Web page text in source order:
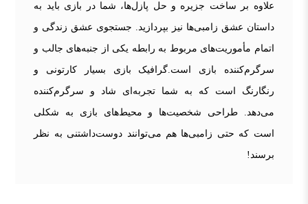
علاوه بر ساخت جزیره و حل پازل‌ها، شما در بازی باید به
داستان عشق زامبی‌ها نیز بپردازید. جستجوی عشق زندگی و
اتمام مأموریت‌های مربوط به رابطه یکی از جنبه‌های جالب و
سرگرم‌کننده بازی است.گرافیک بازی بسیار کارتونی و
رنگارنگ است که به شما تجربه‌ای شاد و سرگرم‌کننده
می‌دهد. طراحی شخصیت‌ها و محیط‌های بازی به شکلی
است که حتی زامبی‌ها هم می‌توانند دوست‌داشتنی به نظر
برسند!